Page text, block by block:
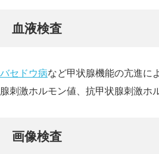
血液検査
バセドウ病など甲状腺機能の亢進に
腺刺激ホルモン値、抗甲状腺刺激ホ
画像検査